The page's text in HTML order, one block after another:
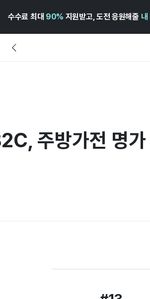
수수료 최대 90% 지원받고, 도전 응원해줄 내
주방가전 명가